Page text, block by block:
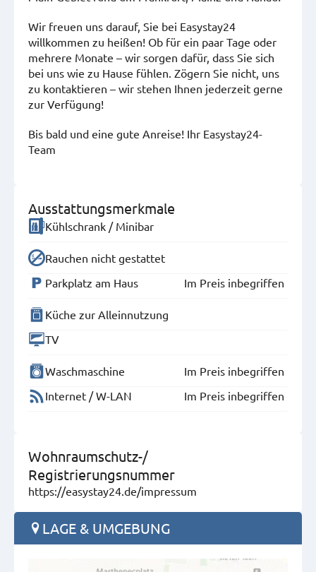
Wir freuen uns darauf, Sie bei Easystay24
willkommen zu heißen! Ob für ein paar Tage oder
mehrere Monate – wir sorgen dafür, dass Sie sich
bei uns wie zu Hause fühlen. Zögern Sie nicht, uns
zu kontaktieren – wir stehen Ihnen jederzeit gerne
zur Verfügung!
Bis bald und eine gute Anreise! Ihr Easystay24-
Team
Ausstattungsmerkmale
Kühlschrank / Minibar
Rauchen nicht gestattet
Parkplatz am Haus
Im Preis inbegriffen
Küche zur Alleinnutzung
TV
Waschmaschine
Im Preis inbegriffen
Internet / W-LAN
Im Preis inbegriffen
Wohnraumschutz-/
Registrierungsnummer
https://easystay24.de/impressum
LAGE & UMGEBUNG